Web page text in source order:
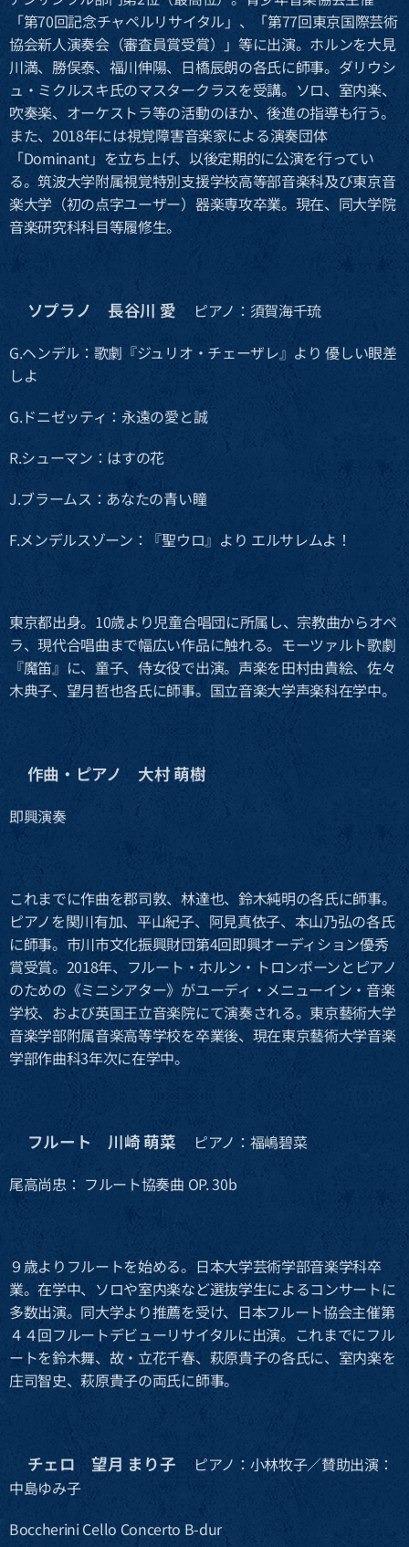
「第70回記念チャペルリサイタル」、「第77回東京国際芸術
協会新人演奏会（審査員賞受賞）」等に出演。ホルンを大見
川満、勝俣泰、福川伸陽、日橋辰朗の各氏に師事。ダリウシ
ュ・ミクルスキ氏のマスタークラスを受講。ソロ、室内楽、
吹奏楽、オーケストラ等の活動のほか、後進の指導も行う。
また、2018年には視覚障害音楽家による演奏団体
「Dominant」を立ち上げ、以後定期的に公演を行ってい
る。筑波大学附属視覚特別支援学校高等部音楽科及び東京音
楽大学（初の点字ユーザー）器楽専攻卒業。現在、同大学院
音楽研究科科目等履修生。
ソプラノ 長谷川 愛
ピアノ：須賀海千琉
G.ヘンデル：歌劇『ジュリオ・チェーザレ』より 優しい眼差
しよ
G.ドニゼッティ：永遠の愛と誠
R.シューマン：はすの花
J.ブラームス：あなたの青い瞳
F.メンデルスゾーン：『聖ウロ』より エルサレムよ！
東京都出身。10歳より児童合唱団に所属し、宗教曲からオペ
ラ、現代合唱曲まで幅広い作品に触れる。モーツァルト歌劇
『魔笛』に、童子、侍女役で出演。声楽を田村由貴絵、佐々
木典子、望月哲也各氏に師事。国立音楽大学声楽科在学中。
作曲・ピアノ 大村 萌樹
即興演奏
これまでに作曲を郡司敦、林達也、鈴木純明の各氏に師事。
ピアノを関川有加、平山紀子、阿見真依子、本山乃弘の各氏
に師事。市川市文化振興財団第4回即興オーディション優秀
賞受賞。2018年、フルート・ホルン・トロンボーンとピアノ
のための《ミニシアター》がユーディ・メニューイン・音楽
学校、および英国王立音楽院にて演奏される。東京藝術大学
音楽学部附属音楽高等学校を卒業後、現在東京藝術大学音楽
学部作曲科3年次に在学中。
フルート 川崎 萌菜
ピアノ：福嶋碧菜
尾高尚忠： フルート協奏曲 OP. 30b
９歳よりフルートを始める。日本大学芸術学部音楽学科卒
業。在学中、ソロや室内楽など選抜学生によるコンサートに
多数出演。同大学より推薦を受け、日本フルート協会主催第
４４回フルートデビューリサイタルに出演。これまでにフル
ートを鈴木舞、故・立花千春、萩原貴子の各氏に、室内楽を
庄司智史、萩原貴子の両氏に師事。
チェロ 望月 まり子
ピアノ：小林牧子／賛助出演：
中島ゆみ子
Boccherini Cello Concerto B-dur